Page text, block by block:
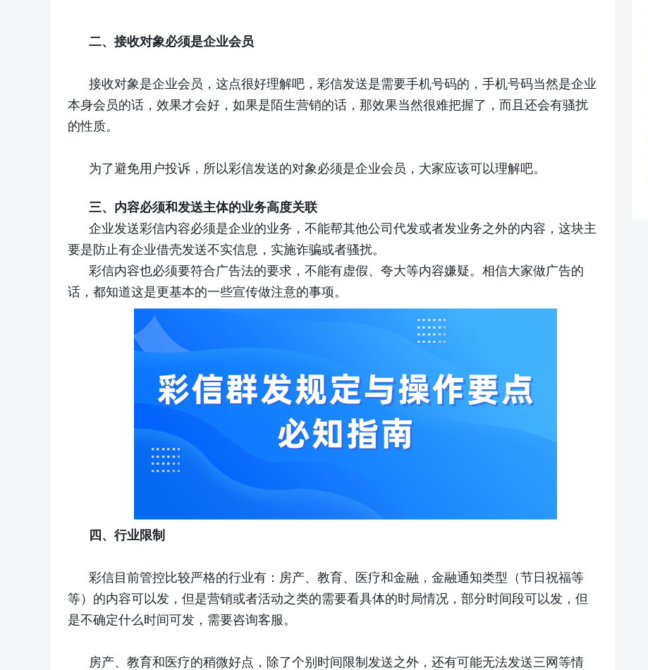
二、接收对象必须是企业会员
接收对象是企业会员，这点很好理解吧，彩信发送是需要手机号码的，手机号码当然是企业
本身会员的话，效果才会好，如果是陌生营销的话，那效果当然很难把握了，而且还会有骚扰
的性质。
为了避免用户投诉，所以彩信发送的对象必须是企业会员，大家应该可以理解吧。
三、内容必须和发送主体的业务高度关联
企业发送彩信内容必须是企业的业务，不能帮其他公司代发或者发业务之外的内容，这块主
要是防止有企业借壳发送不实信息，实施诈骗或者骚扰。
彩信内容也必须要符合广告法的要求，不能有虚假、夸大等内容嫌疑。相信大家做广告的
话，都知道这是更基本的一些宣传做注意的事项。
四、行业限制
彩信目前管控比较严格的行业有：房产、教育、医疗和金融，金融通知类型（节日祝福等
等）的内容可以发，但是营销或者活动之类的需要看具体的时局情况，部分时间段可以发，但
是不确定什么时间可发，需要咨询客服。
房产、教育和医疗的稍微好点，除了个别时间限制发送之外，还有可能无法发送三网等情